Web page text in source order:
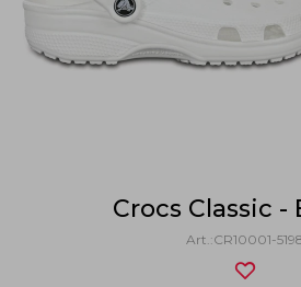
Crocs Classic -
CR10001-